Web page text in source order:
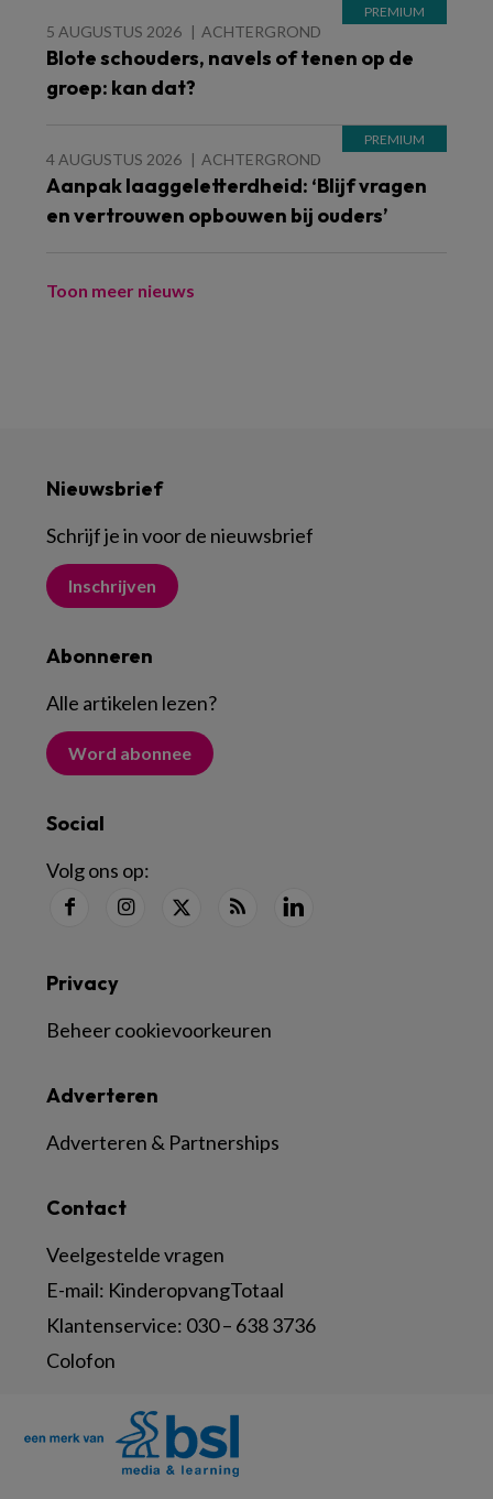
5 AUGUSTUS 2026 ACHTERGROND
Blote schouders, navels of tenen op de
groep: kan dat?
4 AUGUSTUS 2026 ACHTERGROND
Aanpak laaggeletterdheid: ‘Blijf vragen
en vertrouwen opbouwen bij ouders’
Toon meer nieuws
Nieuwsbrief
Schrijf je in voor de nieuwsbrief
Inschrijven
Abonneren
Alle artikelen lezen?
Word abonnee
Social
Volg ons op:
Contact
Veelgestelde vragen
E-mail: KinderopvangTotaal
Klantenservice: 030 – 638 3736
Colofon
Adverteren
Adverteren & Partnerships
Privacy
Beheer cookievoorkeuren